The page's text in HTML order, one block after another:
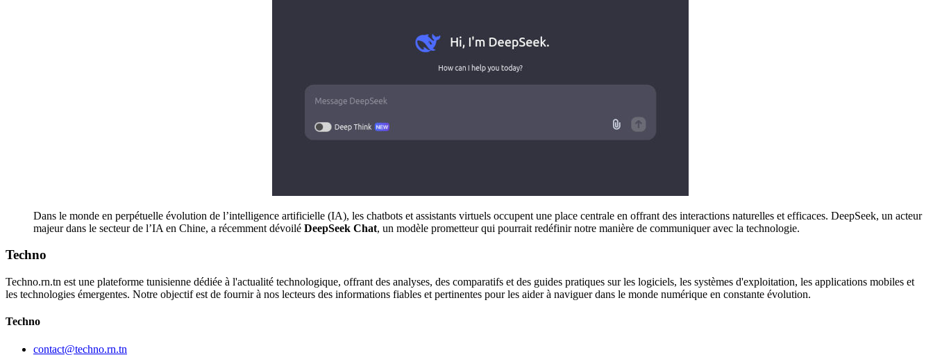
Dans le monde en perpétuelle évolution de l’intelligence artificielle (IA), les chatbots et assistants virtuels occupent une place centrale en offrant des interactions naturelles et efficaces. DeepSeek, un acteur
majeur dans le secteur de l’IA en Chine, a récemment dévoilé DeepSeek Chat, un modèle prometteur qui pourrait redéfinir notre manière de communiquer avec la technologie.
Techno
Techno.rn.tn est une plateforme tunisienne dédiée à l'actualité technologique, offrant des analyses, des comparatifs et des guides pratiques sur les logiciels, les systèmes d'exploitation, les applications mobiles et
les technologies émergentes. Notre objectif est de fournir à nos lecteurs des informations fiables et pertinentes pour les aider à naviguer dans le monde numérique en constante évolution.
Techno
contact@techno.rn.tn